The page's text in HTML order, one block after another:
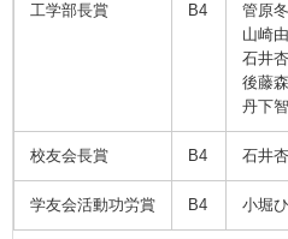
工学部長賞 B4
管原
山崎
石井
後藤
丹下
校友会長賞 B4 石井
学友会活動功労賞 B4 小堀